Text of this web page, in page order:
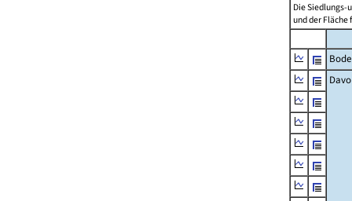
Die Siedlungs-
und der Fläche